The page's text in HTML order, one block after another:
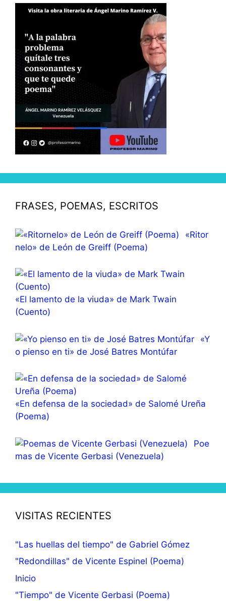
FRASES, POEMAS, ESCRITOS
«Ritor
nelo» de León de Greiff (Poema)
«El lamento de la viuda» de Mark Twain
(Cuento)
«Y
o pienso en ti» de José Batres Montúfar
«En defensa de la sociedad» de Salomé Ureña
(Poema)
Poe
mas de Vicente Gerbasi (Venezuela)
VISITAS RECIENTES
"Las huellas del tiempo" de Gabriel Gómez
"Redondillas" de Vicente Espinel (Poema)
Inicio
"Tiempo" de Vicente Gerbasi (Poema)